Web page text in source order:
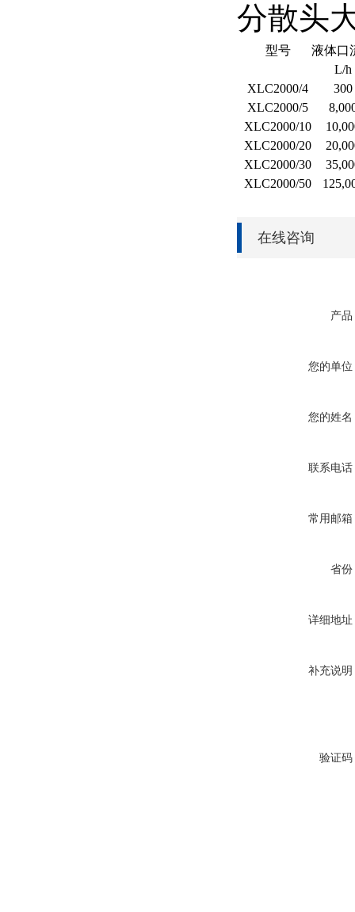
分散头
型号
液体口
L/h
XLC2000/4
300
XLC2000/5
XLC2000/10
XLC2000/20
XLC2000/30
XLC2000/50
在线咨询
产品
您的单位
您的姓名
联系电话
常用邮箱
省份
详细地址
补充说明
验证码